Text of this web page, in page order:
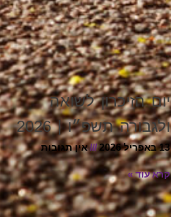
יום הזיכרון לשואה
ולגבורה תשפ״ו | 2026
13 באפריל 2026 אין תגובות
קרא עוד »